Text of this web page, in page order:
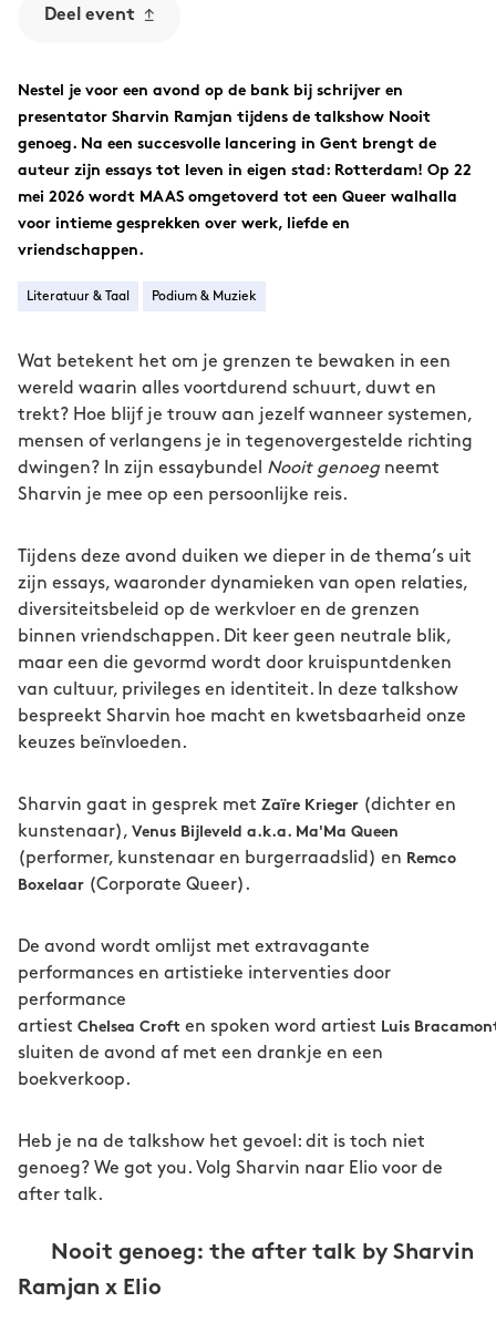
Deel event
Nestel je voor een avond op de bank bij schrijver en
presentator Sharvin Ramjan tijdens de talkshow Nooit
genoeg. Na een succesvolle lancering in Gent brengt de
auteur zijn essays tot leven in eigen stad: Rotterdam! Op 22
mei 2026 wordt MAAS omgetoverd tot een Queer walhalla
voor intieme gesprekken over werk, liefde en
vriendschappen.
Literatuur & Taal Podium & Muziek
Wat betekent het om je grenzen te bewaken in een
wereld waarin alles voortdurend schuurt, duwt en
trekt? Hoe blijf je trouw aan jezelf wanneer systemen,
mensen of verlangens je in tegenovergestelde richting
dwingen? In zijn essaybundel Nooit genoeg neemt
Sharvin je mee op een persoonlijke reis.
Tijdens deze avond duiken we dieper in de thema’s uit
zijn essays, waaronder dynamieken van open relaties,
diversiteitsbeleid op de werkvloer en de grenzen
binnen vriendschappen. Dit keer geen neutrale blik,
maar een die gevormd wordt door kruispuntdenken
van cultuur, privileges en identiteit. In deze talkshow
bespreekt Sharvin hoe macht en kwetsbaarheid onze
keuzes beïnvloeden.
Sharvin gaat in gesprek met Zaïre Krieger (dichter en
kunstenaar), Venus Bijleveld a.k.a. Ma'Ma Queen
(performer, kunstenaar en burgerraadslid) en
Remco
Boxelaar (Corporate Queer).
De avond wordt omlijst met extravagante
performances en artistieke interventies door
performance
artiest Chelsea Croft en spoken word artiest Luis
sluiten de avond af met een drankje en een
boekverkoop.
Heb je na de talkshow het gevoel: dit is toch niet
genoeg? We got you. Volg Sharvin naar Elio voor de
after talk.
Nooit genoeg: the after talk by Sharvin
Ramjan x Elio